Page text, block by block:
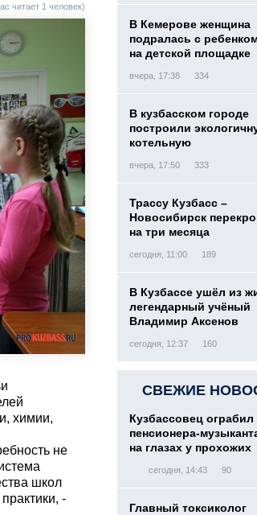
читает 1 человек)
химии,
не
школ
-
В Кемерове женщина
подралась с
на детской площадке
вчера, 17:38 334
В кузбасском городе
построили
котельную
вчера, 17:50 333
Трассу Кузбасс –
Новосибирск
на три месяца
сегодня, 11:00 189
В Кузбассе ушёл из
легендарный учёный
Владимир Аксенов
сегодня, 12:37 160
СВЕЖИЕ
Кузбассовец ограбил
пенсионера-
на глазах у прохожих
сегодня, 14:43 90
Главный токсиколог